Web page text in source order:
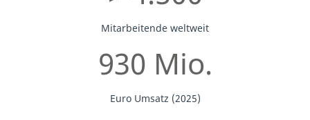
Mitarbeitende weltweit
930 Mio.
Euro Umsatz (2025)